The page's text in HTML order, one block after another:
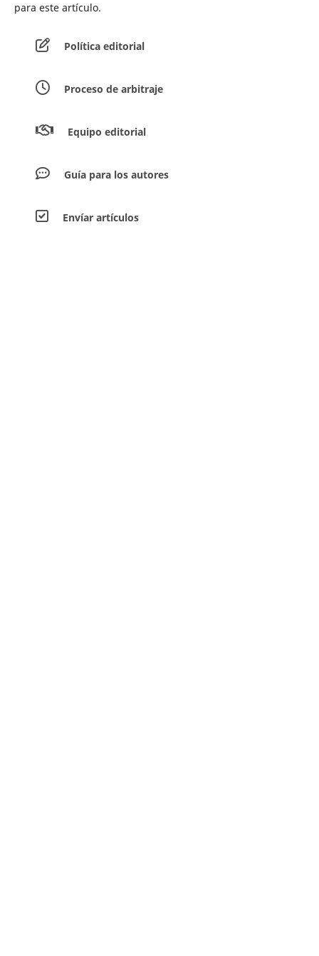
para este artículo.
Política editorial
Proceso de arbitraje
Equipo editorial
Guía para los autores
Envíar artículos